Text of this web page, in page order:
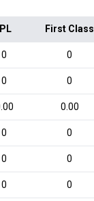
IPL First Class
0 0
0 0
0.00
0 0
0 0
0 0